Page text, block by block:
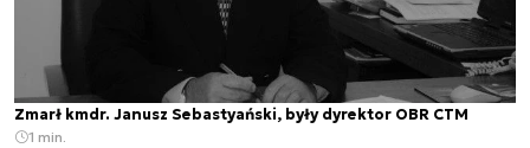
Zmarł kmdr. Janusz Sebastyański, były dyrektor OBR CTM
1 min.